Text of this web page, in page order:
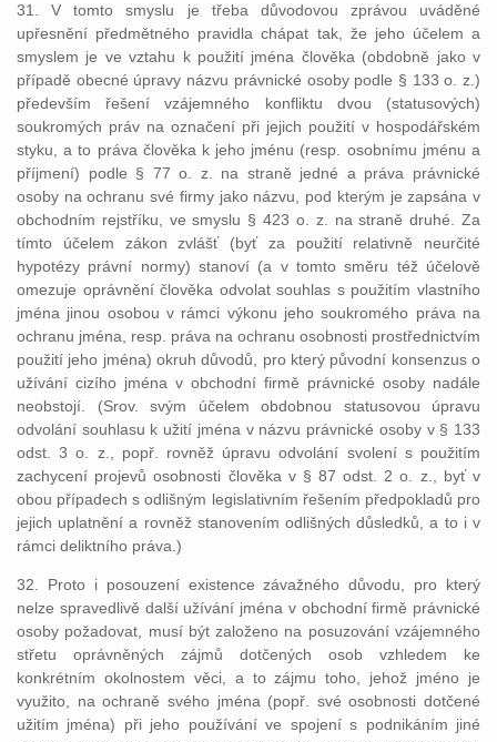
31. V tomto smyslu je třeba důvodovou zprávou uváděné
upřesnění předmětného pravidla chápat tak, že jeho účelem a
smyslem je ve vztahu k použití jména člověka (obdobně jako v
případě obecné úpravy názvu právnické osoby podle § 133 o. z.)
především řešení vzájemného konfliktu dvou (statusových)
soukromých práv na označení při jejich použití v hospodářském
styku, a to práva člověka k jeho jménu (resp. osobnímu jménu a
příjmení) podle § 77 o. z. na straně jedné a práva právnické
osoby na ochranu své firmy jako názvu, pod kterým je zapsána v
obchodním rejstříku, ve smyslu § 423 o. z. na straně druhé. Za
tímto účelem zákon zvlášť (byť za použití relativně neurčité
hypotézy právní normy) stanoví (a v tomto směru též účelově
omezuje oprávnění člověka odvolat souhlas s použitím vlastního
jména jinou osobou v rámci výkonu jeho soukromého práva na
ochranu jména, resp. práva na ochranu osobnosti prostřednictvím
použití jeho jména) okruh důvodů, pro který původní konsenzus o
užívání cizího jména v obchodní firmě právnické osoby nadále
neobstojí. (Srov. svým účelem obdobnou statusovou úpravu
odvolání souhlasu k užití jména v názvu právnické osoby v § 133
odst. 3 o. z., popř. rovněž úpravu odvolání svolení s použitím
zachycení projevů osobnosti člověka v § 87 odst. 2 o. z., byť v
obou případech s odlišným legislativním řešením předpokladů pro
jejich uplatnění a rovněž stanovením odlišných důsledků, a to i v
rámci deliktního práva.)
32. Proto i posouzení existence závažného důvodu, pro který
nelze spravedlivě další užívání jména v obchodní firmě právnické
osoby požadovat, musí být založeno na posuzování vzájemného
střetu oprávněných zájmů dotčených osob vzhledem ke
konkrétním okolnostem věci, a to zájmu toho, jehož jméno je
využito, na ochraně svého jména (popř. své osobnosti dotčené
užitím jména) při jeho používání ve spojení s podnikáním jiné